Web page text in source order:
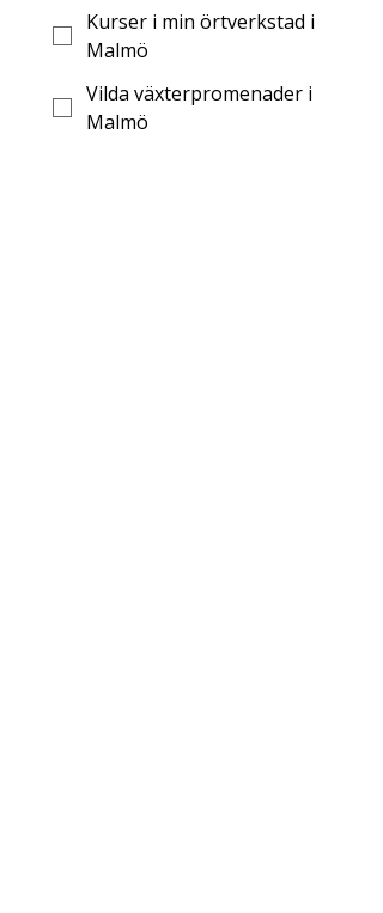
Kurser i min örtverkstad i
Malmö
Vilda växterpromenader i
Malmö